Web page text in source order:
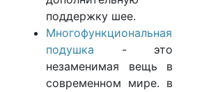
поддержку шее.
Многофункциональная
подушка - это
незаменимая вещь в
современном мире. ​​в